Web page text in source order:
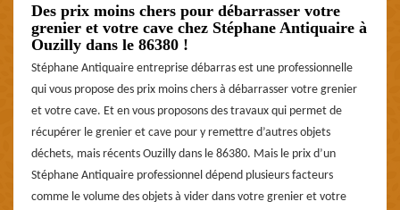
Des prix moins chers pour débarrasser votre
grenier et votre cave chez Stéphane Antiquaire à
Ouzilly dans le 86380 !
Stéphane Antiquaire entreprise débarras est une professionnelle
qui vous propose des prix moins chers à débarrasser votre grenier
et votre cave. Et en vous proposons des travaux qui permet de
récupérer le grenier et cave pour y remettre d’autres objets
déchets, mais récents Ouzilly dans le 86380. Mais le prix d’un
Stéphane Antiquaire professionnel dépend plusieurs facteurs
comme le volume des objets à vider dans votre grenier et votre